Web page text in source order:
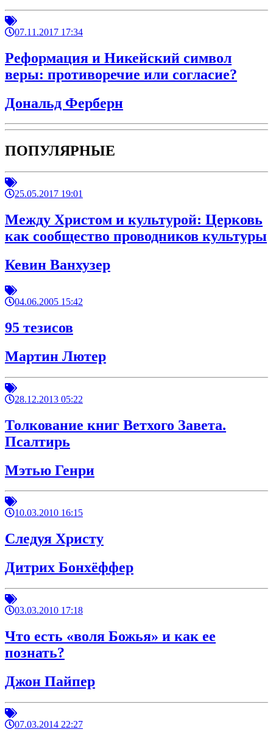
07.11.2017 17:34
Реформация и Никейский символ
веры: противоречие или согласие?
Дональд Ферберн
ПОПУЛЯРНЫЕ
25.05.2017 19:01
Между Христом и культурой: Церковь
как сообщество проводников культуры
Кевин Ванхузер
04.06.2005 15:42
95 тезисов
Мартин Лютер
28.12.2013 05:22
Толкование книг Ветхого Завета.
Псалтирь
Мэтью Генри
10.03.2010 16:15
Следуя Христу
Дитрих Бонхёффер
03.03.2010 17:18
Что есть «воля Божья» и как ее
познать?
Джон Пайпер
07.03.2014 22:27